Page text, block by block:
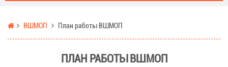
ВШМОП План работы ВШМОП
ПЛАН РАБОТЫ ВШМОП